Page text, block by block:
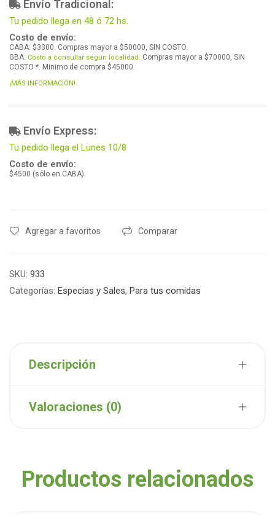
Envío Tradicional:
Tu pedido llega en 48 ó 72 hs.
Costo de envío:
CABA: $3300. Compras mayor a $50000, SIN COSTO.
GBA: Costo a consultar segun localidad. Compras mayor a $70000, SIN
COSTO *. Minimo de compra $45000.
¡MÁS INFORMACIÓN!
Envío Express:
Tu pedido llega el Lunes 10/8
Costo de envío:
$4500 (sólo en CABA).
Agregar a favoritos Comparar
SKU: 933
Categorías: Especias y Sales, Para tus comidas
Descripción
Valoraciones (0)
Productos relacionados